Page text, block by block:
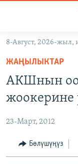
Навигацияга
өтүңүз
Издөөгө
салыңыз
ЭКОНОМИКА
МАДАНИЯТ
БОРБОР АЗИЯ
УКРАИНА
АТАЙЫН ИЛИКТӨӨ
ТВ
8-Август, 2026-
ЖАҢЫЛЫКТАР
АКШнын
жоокерине
23-Март, 2012
Бөлүшүңүз